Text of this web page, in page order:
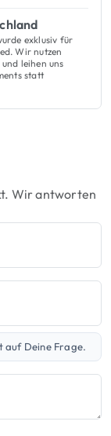
exklusiv für
Wir nutzen
leihen uns
statt
Wir antworten
auf Deine Frage.